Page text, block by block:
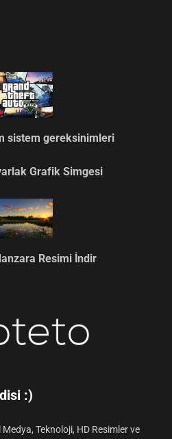
sistem gereksinimleri
Grafik Simgesi
Resimi İndir
:)
Teknoloji, HD Resimler ve